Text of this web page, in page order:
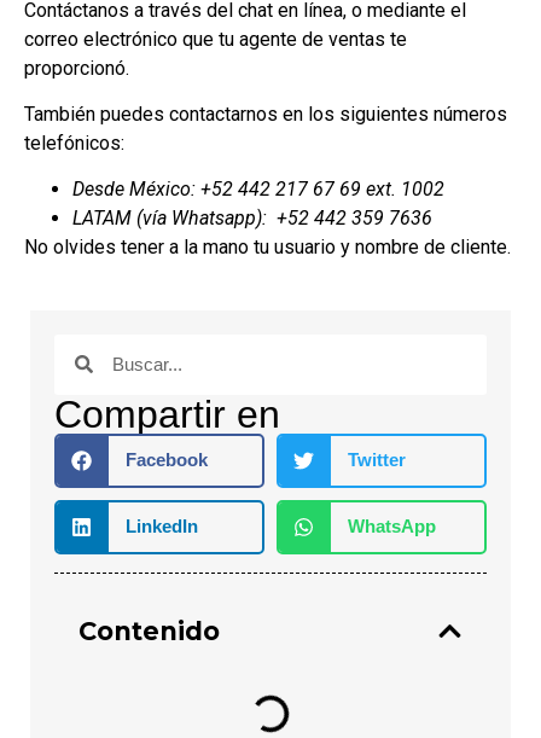
Contáctanos a través del chat en línea, o mediante el
correo electrónico que tu agente de ventas te
proporcionó.
También puedes contactarnos en los siguientes números
telefónicos:
Desde México: +52 442 217 67 69 ext. 1002
LATAM (vía Whatsapp): +52 442 359 7636
No olvides tener a la mano tu usuario y nombre de cliente.
Compartir en
Facebook Twitter
LinkedIn WhatsApp
Contenido